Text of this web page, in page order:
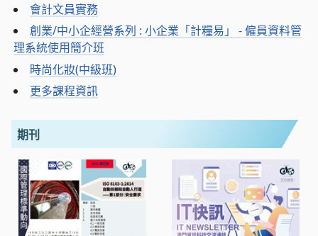
會計文員實務
創業/中小企經營系列 : 小企業「計糧易」 - 僱員資料管
理系統使用簡介班
時尚化妝(中級班)
更多課程資訊
期刊